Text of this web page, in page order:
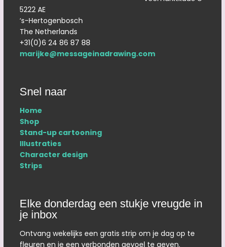
5222 AE
‘s-Hertogenbosch
The Netherlands
+31(0)6 24 86 87 88
marijke@messageinadrawing.com
Snel naar
Home
Shop
Stand-up cartooning
Illustraties
Character design
Strips
Elke donderdag een stukje vreugde in
je inbox
Ontvang wekelijks een gratis strip om je dag op te
fleuren en je een verbonden gevoel te geven.